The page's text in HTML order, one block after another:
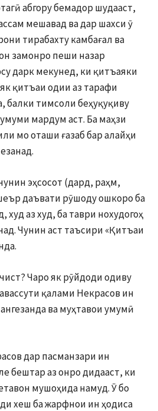
абгору бемадор шудааст,
мешавад ва дар шахси ӯ
тирабахту камбағал ва
замонро пеши назар
дарк мекунед, ки қитъаяки
қитъаи одии аз тарафи
балки тимсоли беҳуқуқиву
мардум аст. Ба маҳзи
мо оташи ғазаб бар алайҳи
эҳсосот (дард, раҳм,
даъвати рӯшоду ошкоро ба
аз худ, ба таври нохудогоҳ
Чунин аст таъсири «Қитъаи
Чаро як рӯйдоди одиву
қалами Некрасов ин
ва муҳтавои умумӣ
дар пасманзари ин
бештар аз онро дидааст, ки
мушоҳида намуд. Ӯ бо
хеш ба жарфнои ин ҳодиса